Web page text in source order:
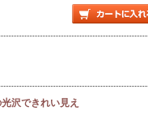
沢できれい見え